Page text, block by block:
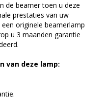
de beamer toen u deze
prestaties van uw
originele beamerlamp
u 3 maanden garantie
van deze lamp: